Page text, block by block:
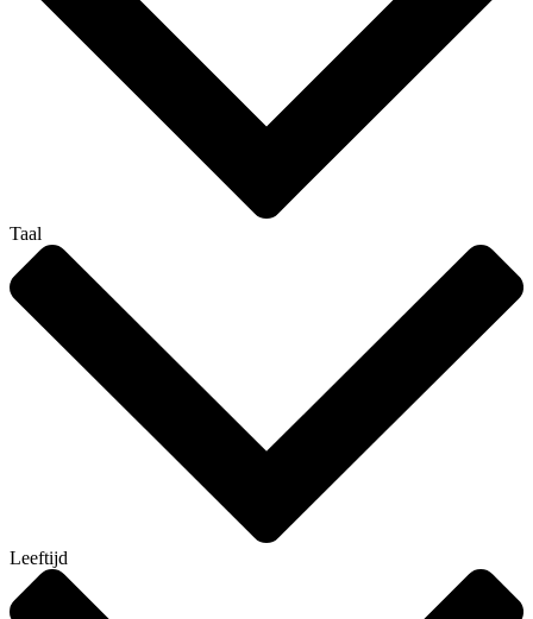
Taal
Leeftijd